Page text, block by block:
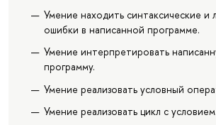
Умение находить синтаксические и
ошибки в написанной программе.
Умение интерпретировать
программу.
Умение реализовать условный
Умение реализовать цикл с условием.